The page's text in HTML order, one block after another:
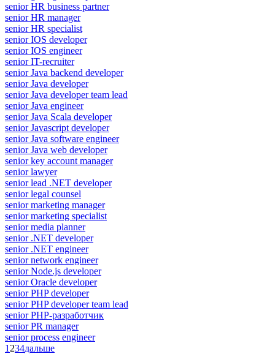
senior HR business partner
senior HR manager
senior HR specialist
senior IOS developer
senior IOS engineer
senior IT-recruiter
senior Java backend developer
senior Java developer
senior Java developer team lead
senior Java engineer
senior Java Scala developer
senior Javascript developer
senior Java software engineer
senior Java web developer
senior key account manager
senior lawyer
senior lead .NET developer
senior legal counsel
senior marketing manager
senior marketing specialist
senior media planner
senior .NET developer
senior .NET engineer
senior network engineer
senior Node.js developer
senior Oracle developer
senior PHP developer
senior PHP developer team lead
senior PHP-разработчик
senior PR manager
senior process engineer
1 234дальше